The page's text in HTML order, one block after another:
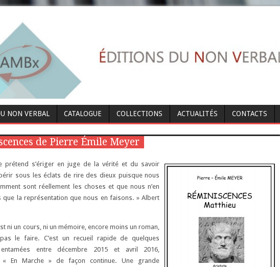
NON VERBAL CATALOGUE COLLECTIONS ACTUALITÉS CONTACTS
de Pierre Émile Meyer
prétend s’ériger en juge de la vérité et du savoir
sous les éclats de rire des dieux puisque nous
sont réellement les choses et que nous n’en
que la représentation que nous en faisons. » Albert
ni un cours, ni un mémoire, encore moins un roman,
le faire. C’est un recueil rapide de quelques
entre décembre 2015 et avril 2016,
« En Marche » de façon continue. Une grande